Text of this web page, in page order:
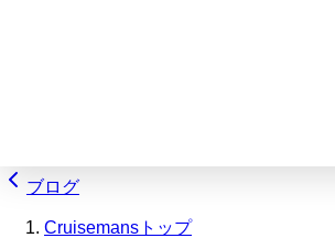
ブログ
Cruisemansトップ